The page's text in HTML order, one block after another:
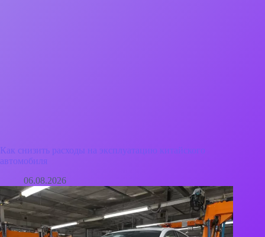
Как снизить расходы на эксплуатацию китайского
автомобиля
06.08.2026